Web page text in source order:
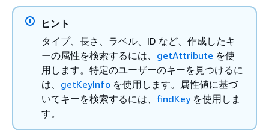
ヒント
タイプ、長さ、ラベル、ID など、作成したキ
ーの属性を検索するには、 getAttribute を使
用します。特定のユーザーのキーを見つけるに
は、 getKeyInfo を使用します。属性値に基づ
いてキーを検索するには、 findKeyを使用しま
す。